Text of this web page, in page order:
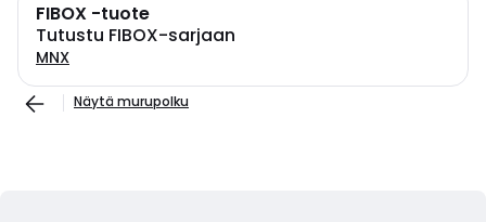
FIBOX -tuote
Tutustu FIBOX-sarjaan
MNX
Näytä murupolku